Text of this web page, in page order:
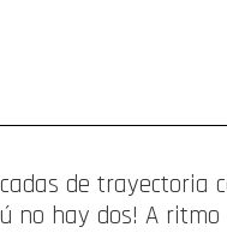
de trayectoria
no hay dos! A ritmo